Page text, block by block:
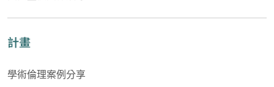
計畫
學術倫理案例分享